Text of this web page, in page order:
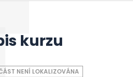
kurzu
NENÍ LOKALIZOVÁNA